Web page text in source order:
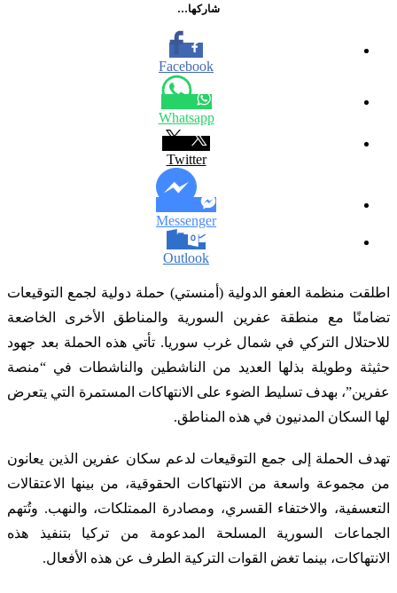
شاركها…
Facebook
Whatsapp
Twitter
Messenger
Outlook
اطلقت منظمة العفو الدولية (أمنستي) حملة دولية لجمع التوقيعات
تضامنًا مع منطقة عفرين السورية والمناطق الأخرى الخاضعة
للاحتلال التركي في شمال غرب سوريا. تأتي هذه الحملة بعد جهود
حثيثة وطويلة بذلها العديد من الناشطين والناشطات في “منصة
عفرين”، بهدف تسليط الضوء على الانتهاكات المستمرة التي يتعرض
لها السكان المدنيون في هذه المناطق.
تهدف الحملة إلى جمع التوقيعات لدعم سكان عفرين الذين يعانون
من مجموعة واسعة من الانتهاكات الحقوقية، من بينها الاعتقالات
التعسفية، والاختفاء القسري، ومصادرة الممتلكات، والنهب. وتُتهم
الجماعات السورية المسلحة المدعومة من تركيا بتنفيذ هذه
الانتهاكات، بينما تغض القوات التركية الطرف عن هذه الأفعال.